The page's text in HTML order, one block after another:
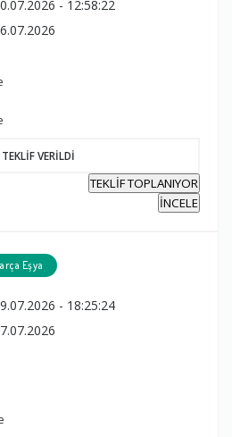
- 12:58:22
TEKLİF VERİLDİ
TEKLİF TOPLANIYOR
İNCELE
Eşya
- 18:25:24